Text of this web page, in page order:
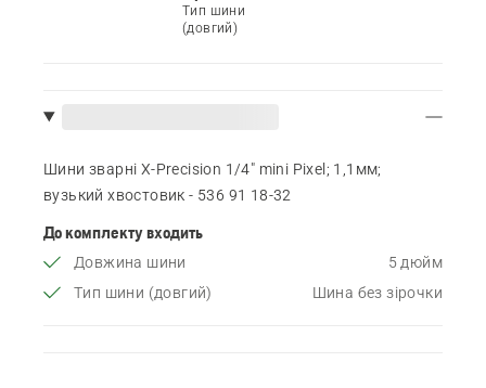
Тип шини
(довгий)
Шини зварні X-Precision 1/4" mini Pixel; 1,1мм;
вузький хвостовик - 536 91 18‑32
До комплекту входить
Довжина шини
5 дюйм
Тип шини (довгий)
Шина без зірочки